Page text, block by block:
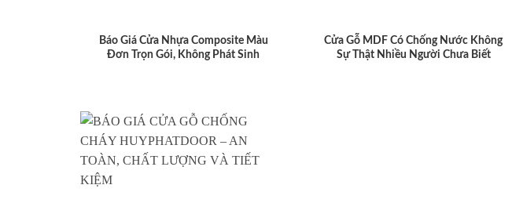
Báo Giá Cửa Nhựa Composite Màu
Đơn Trọn Gói, Không Phát Sinh
Cửa Gỗ MDF Có Chống Nước Không
Sự Thật Nhiều Người Chưa Biết